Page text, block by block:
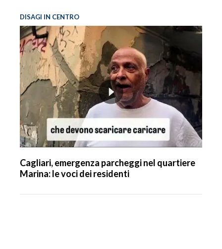
DISAGI IN CENTRO
Cagliari, emergenza parcheggi nel quartiere
Marina: le voci dei residenti